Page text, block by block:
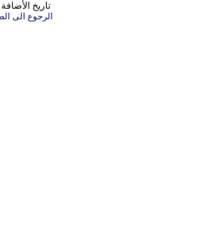
تاريخ الأضافة : 2025-09-
الرجوع الى